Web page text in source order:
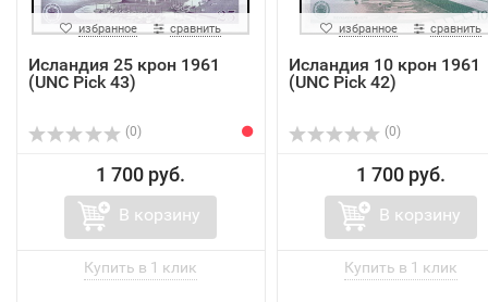
избранное сравнить
Исландия 25 крон 1961
(UNC Pick 43)
(0)
1 700 руб.
В корзину
избранное сравнить
Исландия 10 крон 1961
(UNC Pick 42)
(0)
1 700 руб.
В корзину